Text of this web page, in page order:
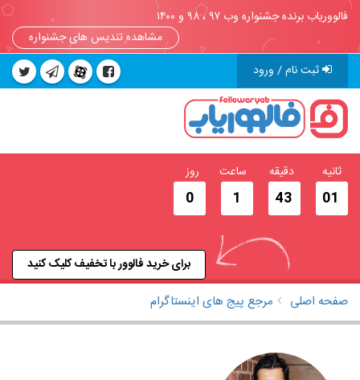
فالووریاب برنده جشنواره وب ۹۷ ، ۹۸ و ۱۴۰۰
مشاهده تندیس های جشنواره
ثبت نام / ورود
00
ثانیه
43
دقیقه
1
ساعت
0
روز
برای خرید فالوور با تخفیف کلیک کنید
صفحه اصلی مرجع پیج های اینستاگرام